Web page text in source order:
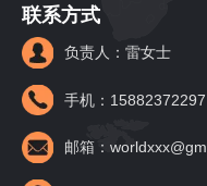
联系方式
负责人：雷女士
手机：15882372297
邮箱：